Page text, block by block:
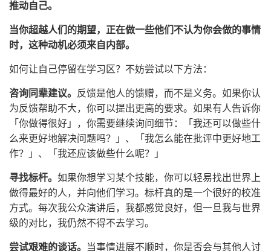
推动自己。
当你超越人们的期望，正在做一些他们不认为你会做的事情
时，这种动机必须来自内部。
如何让自己停留在学习区？不妨尝试以下方法：
咨询同辈建议。
反馈是他人的馈赠，而不是义务。如果你认
为反馈帮助不大，你可以提出更高的要求。如果有人告诉你
「你做得很好」，你需要继续询问细节：「我还可以做些什
么来更好地解决问题吗？」、「我怎么能在批评中更好地工
作？」、「我还应该做些什么呢？」
寻找标杆。 如果你想学习某个技能，你可以轻易找出世界上
做得最好的人，并向他们学习。标杆真的是一个很好的校准
方式。每次我公众演讲后，我都感觉良好，但一旦我与世界
级的对比，我仍然不得不去学习。
尝试艰难的谈话。
当事情进展不顺时，你是否会与其他人讨